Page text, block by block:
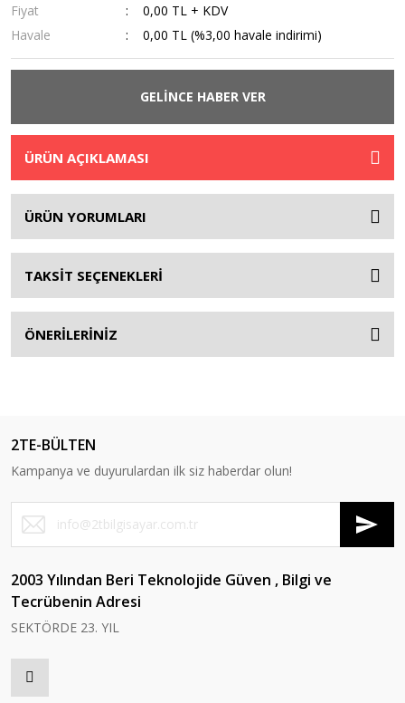
Fiyat
0,00 TL + KDV
Havale
0,00 TL (%3,00 havale indirimi)
GELİNCE HABER VER
ÜRÜN AÇIKLAMASI
ÜRÜN YORUMLARI
TAKSİT SEÇENEKLERİ
ÖNERİLERİNİZ
2TE-BÜLTEN
Kampanya ve duyurulardan ilk siz haberdar olun!
2003 Yılından Beri Teknolojide Güven , Bilgi ve
Tecrübenin Adresi
SEKTÖRDE 23. YIL